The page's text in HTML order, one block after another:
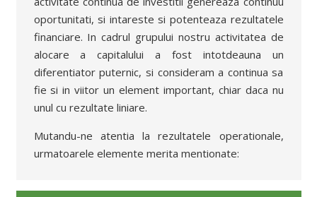
oportunitati, si intareste si potenteaza rezultatele
financiare. In cadrul grupului nostru activitatea de
alocare a capitalului a fost intotdeauna un
diferentiator puternic, si consideram a continua sa
fie si in viitor un element important, chiar daca nu
unul cu rezultate liniare.
Mutandu-ne atentia la rezultatele operationale,
urmatoarele elemente merita mentionate: